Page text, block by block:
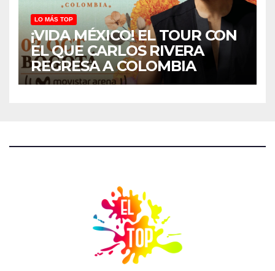
LO MÁS TOP
¡VIDA MÉXICO! EL TOUR CON
EL QUE CARLOS RIVERA
REGRESA A COLOMBIA